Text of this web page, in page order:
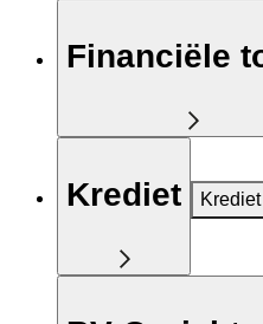
Financiële
Krediet Krediet